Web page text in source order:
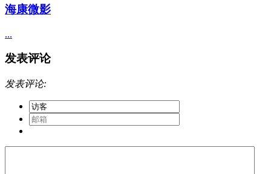
海康微影
...
发表评论
发表评论: